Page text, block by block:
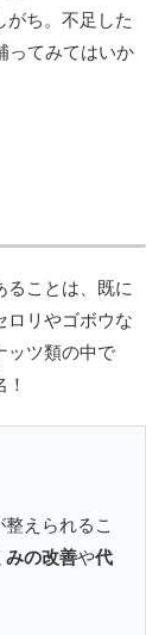
がち。不足した
ってみてはいか
ることは、既に
ロリやゴボウな
ッツ類の中で
えられるこ
みの改善や代